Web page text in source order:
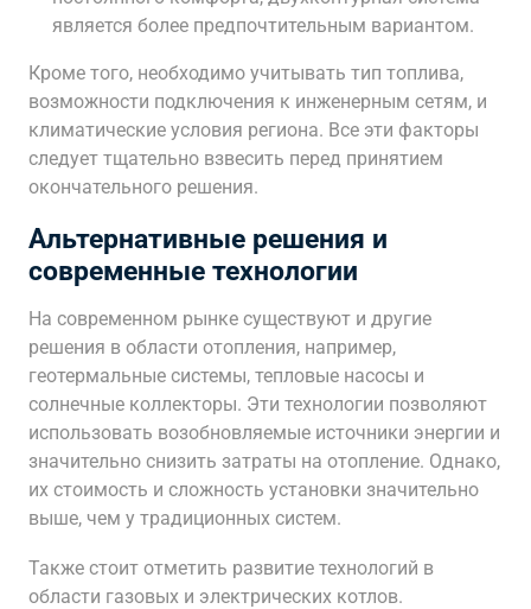
является более предпочтительным вариантом.
Кроме того, необходимо учитывать тип топлива,
возможности подключения к инженерным сетям, и
климатические условия региона. Все эти факторы
следует тщательно взвесить перед принятием
окончательного решения.
Альтернативные решения и
современные технологии
На современном рынке существуют и другие
решения в области отопления, например,
геотермальные системы, тепловые насосы и
солнечные коллекторы. Эти технологии позволяют
использовать возобновляемые источники энергии и
значительно снизить затраты на отопление. Однако,
их стоимость и сложность установки значительно
выше, чем у традиционных систем.
Также стоит отметить развитие технологий в
области газовых и электрических котлов.